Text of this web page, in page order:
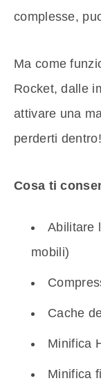
complesse,
Ma come
Rocket, dalle
attivare una
perderti
Cosa ti
Abilitare
mobili)
Cache
Minifica
Minifica